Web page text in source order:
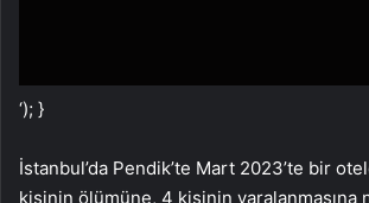
‘); }
İstanbul’da Pendik’te Mart 2023’te bir
kişinin ölümüne, 4 kişinin yaralanmasına